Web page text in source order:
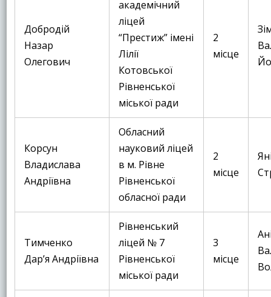
Добродій
Назар
Олегович
академічний
ліцей
“Престиж” імені
Лілії
Котовської
Рівненської
міської ради
2
місце
Корсун
Владислава
Андріївна
Обласний
науковий ліцей
в м. Рівне
Рівненської
обласної ради
2
місце
Тимченко
Дар’я Андріївна
Рівненський
ліцей № 7
Рівненської
міської ради
3
місце